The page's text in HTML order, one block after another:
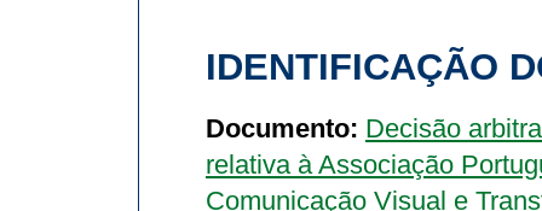
IDENTIFICAÇÃO
Documento: Decisão
relativa à Associação
Comunicação Visual e